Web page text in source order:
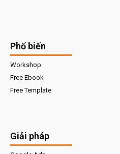
Phổ biến
Workshop
Free Ebook
Free Template
Giải pháp